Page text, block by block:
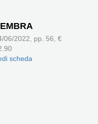
06/2022, pp. 56, €
scheda